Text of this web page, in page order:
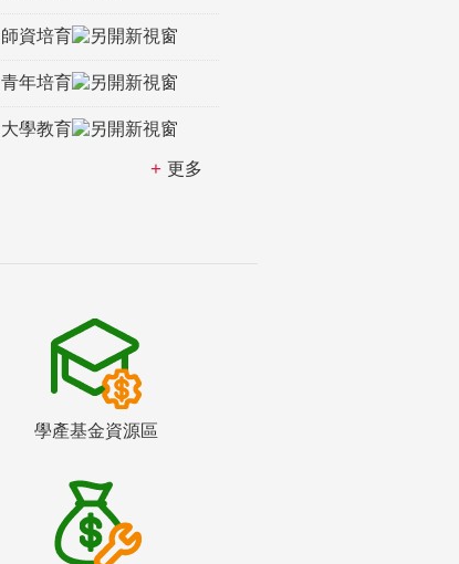
師資培育
青年培育
大學教育
更多
學產基金資源區